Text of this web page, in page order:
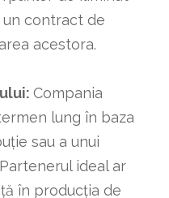
contract de
acestora.
Compania
lung în baza
sau a unui
ideal ar
în producția de